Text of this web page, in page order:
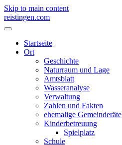
Skip to main content
reistingen.com
Startseite
Ort
Geschichte
Naturraum und Lage
Amtsblatt
Wasseranalyse
Verwaltung
Zahlen und Fakten
ehemalige Gemeinderäte
Kinderbetreuung
Spielplatz
Schule